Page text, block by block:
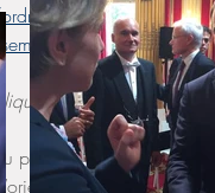
du-jour/ordre-du-
nationale.fr/
projet de loi visant à
et de